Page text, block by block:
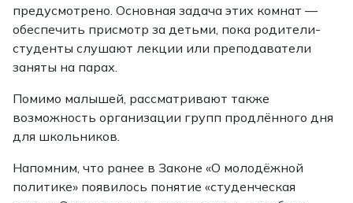
предусмотрено. Основная задача этих комнат —
обеспечить присмотр за детьми, пока родители-
студенты слушают лекции или преподаватели
заняты на парах.
Помимо малышей, рассматривают также
возможность организации групп продлённого дня
для школьников.
Напомним, что ранее в Законе «О молодёжной
политике» появилось понятие «студенческая